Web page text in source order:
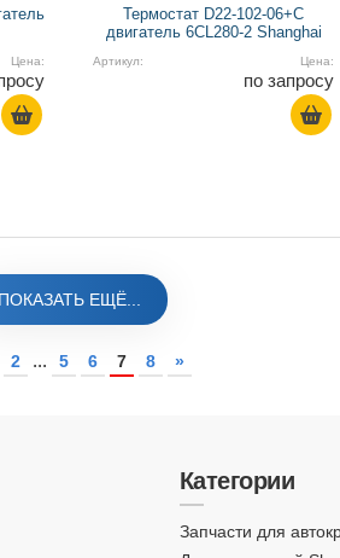
Цена:
Термостат D22-102-06+C
двигатель 6CL280-2 Shanghai
Артикул: Цена:
по запросу
ПОКАЗАТЬ ЕЩЁ...
2 ... 5 6 7 8 »
Категории
Запчасти для